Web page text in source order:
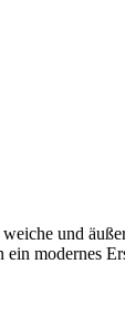
und
modernes